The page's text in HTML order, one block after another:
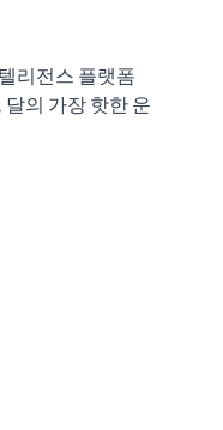
리전스 플랫폼
의 가장 핫한 운